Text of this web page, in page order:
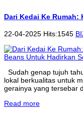
Dari Kedai Ke
22-04-2025 Hits:1545
Sudah genap tujuh
lokal berkualitas untuk
gerainya yang tersebar
Read more